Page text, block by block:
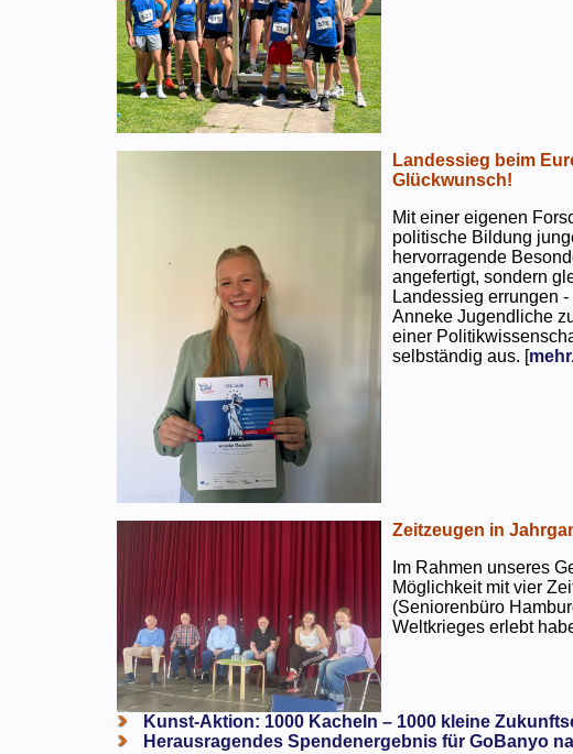
Landessieg beim
Glückwunsch!
Mit einer eigenen
politische Bildung
hervorragende
angefertigt, sondern
Landessieg errungen
Anneke Jugendliche
einer
selbständig aus. [
Zeitzeugen in
Im Rahmen unseres
Möglichkeit mit vier
(Seniorenbüro
Weltkrieges erlebt
Kunst-Aktion: 1000 Kacheln – 1000 kleine
Herausragendes Spendenergebnis für GoBanyo